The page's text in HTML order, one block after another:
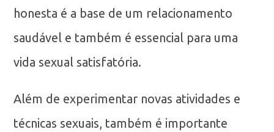
honesta é a base de um relacionamento
saudável e também é essencial para uma
vida sexual satisfatória.
Além de experimentar novas atividades e
técnicas sexuais, também é importante